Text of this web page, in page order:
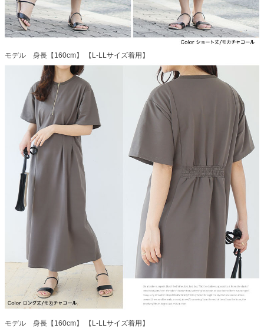
モデル 身長【160cm】 【L-LLサイズ着用】
モデル 身長【160cm】 【L-LLサイズ着用】